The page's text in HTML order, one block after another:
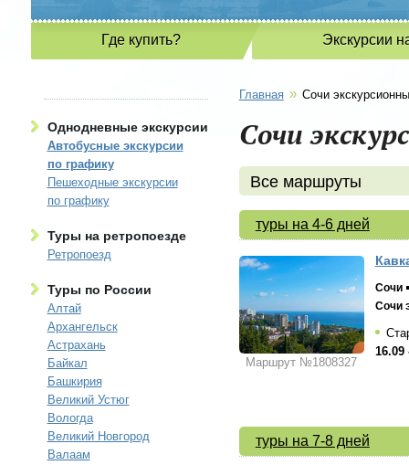
Где купить? Экскурсии
Однодневные экскурсии
Автобусные экскурсии
по графику
Пешеходные экскурсии
по графику
Туры на ретропоезде
Ретропоезд
Туры по России
Алтай
Архангельск
Астрахань
Байкал
Башкирия
Великий Устюг
Вологда
Великий Новгород
Валаам
Главная » Сочи
Сочи
Все маршруты
туры на 4-6 дней
Маршрут №1808327
Сочи
Сочи
16.09
туры на 7-8 дней